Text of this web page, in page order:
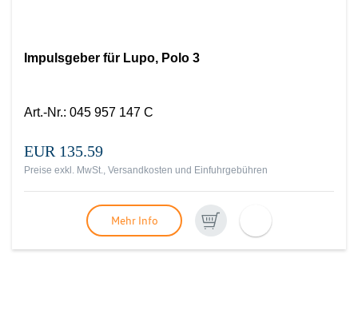
Impulsgeber für Lupo, Polo 3
Art.-Nr.: 045 957 147 C
EUR 135.59
Preise exkl. MwSt., Versandkosten und Einfuhrgebühren
Mehr Info